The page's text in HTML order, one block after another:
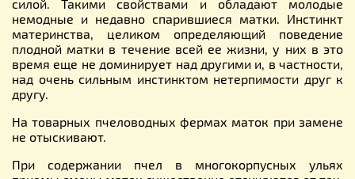
силой. Такими свойствами и обладают молодые
немодные и недавно спарившиеся матки. Инстинкт
материнства, целиком определяющий поведение
плодной матки в течение всей ее жизни, у них в это
время еще не доминирует над другими и, в частности,
над очень сильным инстинктом нетерпимости друг к
другу.
На товарных пчеловодных фермах маток при замене
не отыскивают.
При содержании пчел в многокорпyсных ульях